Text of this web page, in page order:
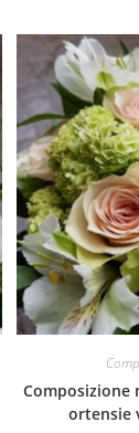
Composizione
ortensie